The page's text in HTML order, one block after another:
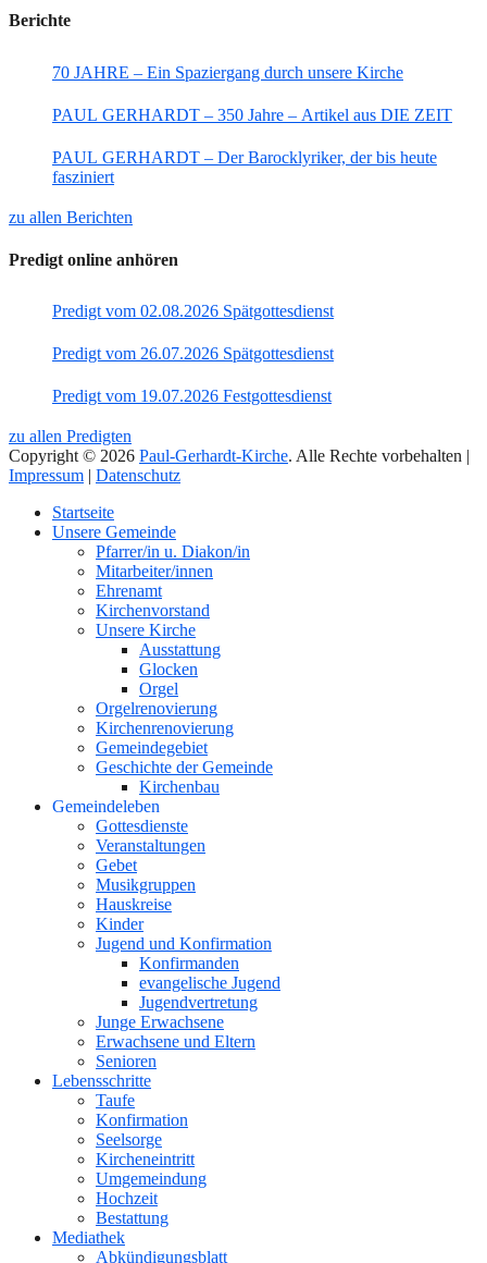
Berichte
70 JAHRE – Ein Spaziergang durch unsere Kirche
PAUL GERHARDT – 350 Jahre – Artikel aus DIE ZEIT
PAUL GERHARDT – Der Barocklyriker, der bis heute
fasziniert
zu allen Berichten
Predigt online anhören
Predigt vom 02.08.2026 Spätgottesdienst
Predigt vom 26.07.2026 Spätgottesdienst
Predigt vom 19.07.2026 Festgottesdienst
zu allen Predigten
Copyright © 2026 Paul-Gerhardt-Kirche. Alle Rechte vorbehalten |
Impressum | Datenschutz
oben
Startseite
Unsere Gemeinde
Pfarrer/in u. Diakon/in
Mitarbeiter/innen
Ehrenamt
Kirchenvorstand
Unsere Kirche
Ausstattung
Glocken
Orgel
Orgelrenovierung
Kirchenrenovierung
Gemeindegebiet
Geschichte der Gemeinde
Kirchenbau
Gemeindeleben
Gottesdienste
Veranstaltungen
Gebet
Musikgruppen
Hauskreise
Kinder
Jugend und Konfirmation
Konfirmanden
evangelische Jugend
Jugendvertretung
Junge Erwachsene
Erwachsene und Eltern
Senioren
Lebensschritte
Taufe
Konfirmation
Seelsorge
Kircheneintritt
Umgemeindung
Hochzeit
Bestattung
Mediathek
Abkündigungsblatt